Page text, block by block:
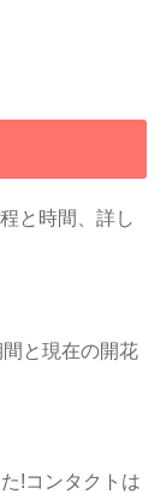
と時間、詳し
と現在の開花
!コンタクトは